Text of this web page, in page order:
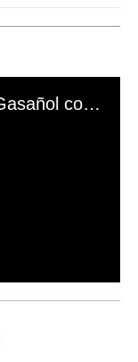
El mal momento de Yanina Gasañol con un hincha argentino en "Subrayado"